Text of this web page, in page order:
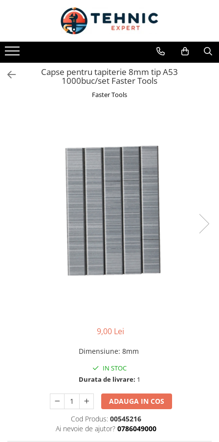
Toate Produsele
Accesorii pentru scule electrice
Accesorii pentru sculele pe aer
Alte accesorii pentru scule
Benzi adezive, avertizare si
Benzi anti-alunecare
Benzi din aluminiu
Benzi dublu-adezive
Benzi pentru avertizare
Burghie pentru metal cu cobalt
Burghie pentru sticla si ceramica
Capse pentru tapiterie 8mm tip A53
1000buc/set Faster Tools
Faster Tools
9,00 Lei
Dimensiune: 8mm
IN STOC
Durata de livrare: 1
ADAUGA IN COS
Cod Produs: 00545216
Ai nevoie de ajutor? 0786049000